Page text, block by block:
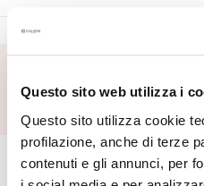
Questo sito web utilizza i
Questo sito utilizza cookie
profilazione, anche di terze
contenuti e gli annunci, per
O
S
p
e
c
CORPORATE
About Us